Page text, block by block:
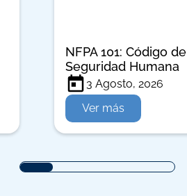
NFPA 101: Código de
Seguridad Humana
3 Agosto, 2026
Ver más